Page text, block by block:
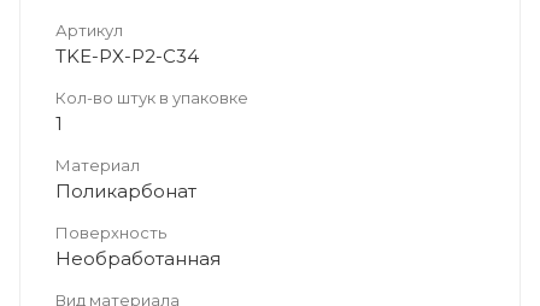
Артикул
TKE-PX-P2-C34
Кол-во штук в упаковке
1
Материал
Поликарбонат
Поверхность
Необработанная
Вид материала